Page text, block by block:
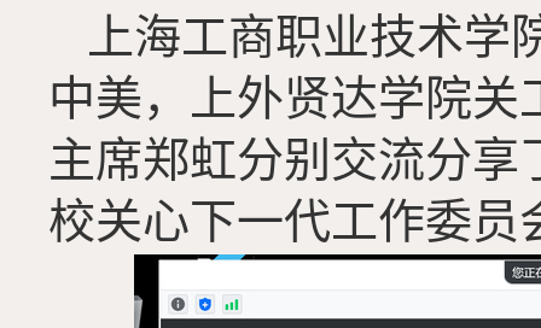
上海工商职业技术
中美， 上外贤达学院关
主席郑虹分别交流分享
校关心下一代工作委员